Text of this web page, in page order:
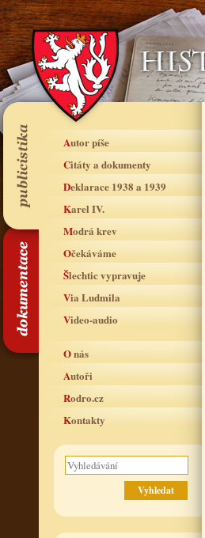
Autor píše
Citáty a dokumenty
Deklarace 1938 a 1939
Karel IV.
Modrá krev
Očekáváme
Šlechtic vypravuje
Via Ludmila
Video-audio
O nás
Autoři
Rodro.cz
Kontakty